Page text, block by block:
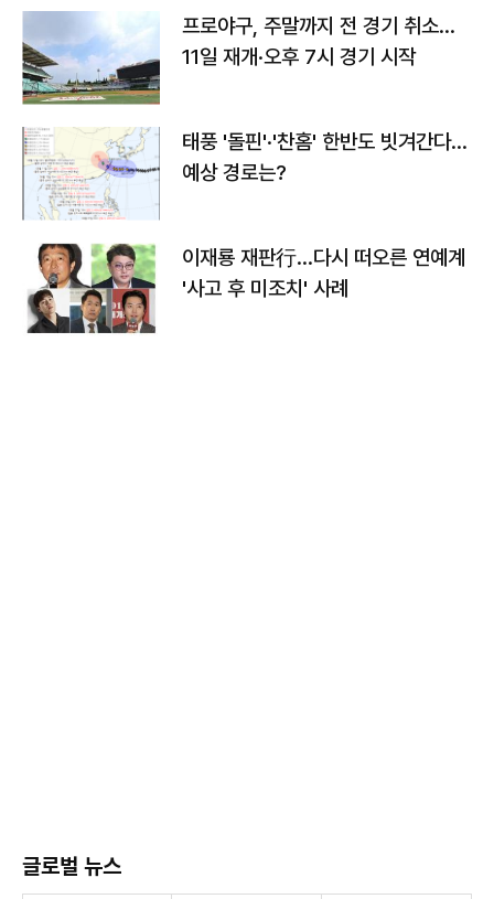
프로야구, 주말까지 전 경기 취소…
11일 재개·오후 7시 경기 시작
태풍 '돌핀'·'찬홈' 한반도 빗겨간다…
예상 경로는?
이재룡 재판行…다시 떠오른 연예계
'사고 후 미조치' 사례
글로벌 뉴스